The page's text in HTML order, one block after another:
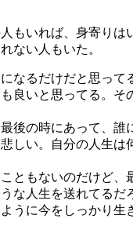
もいれば、身寄りは
ない人もいた。
なるだけだと思って
良いと思ってる。そ
後の時にあって、誰
しい。自分の人生は
ともないのだけど、
な人生を送れてるだ
うに今をしっかり生